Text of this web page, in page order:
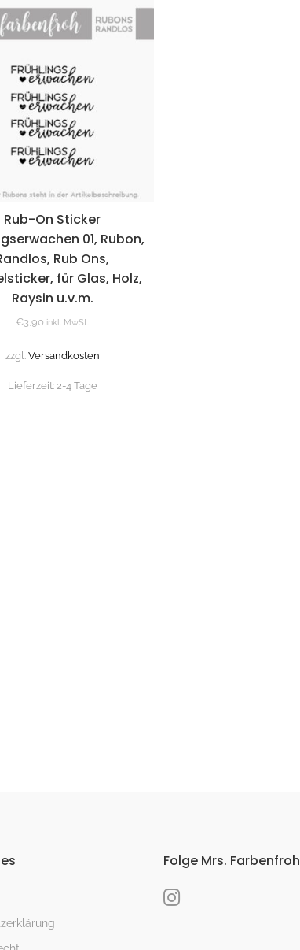
Rub-On Sticker
01, Rubon,
Rub Ons,
für Glas, Holz,
Raysin u.v.m.
€3,90 inkl. MwSt.
zzgl. Versandkosten
Lieferzeit: 2-4 Tage
Folge Mrs. Farbenfroh